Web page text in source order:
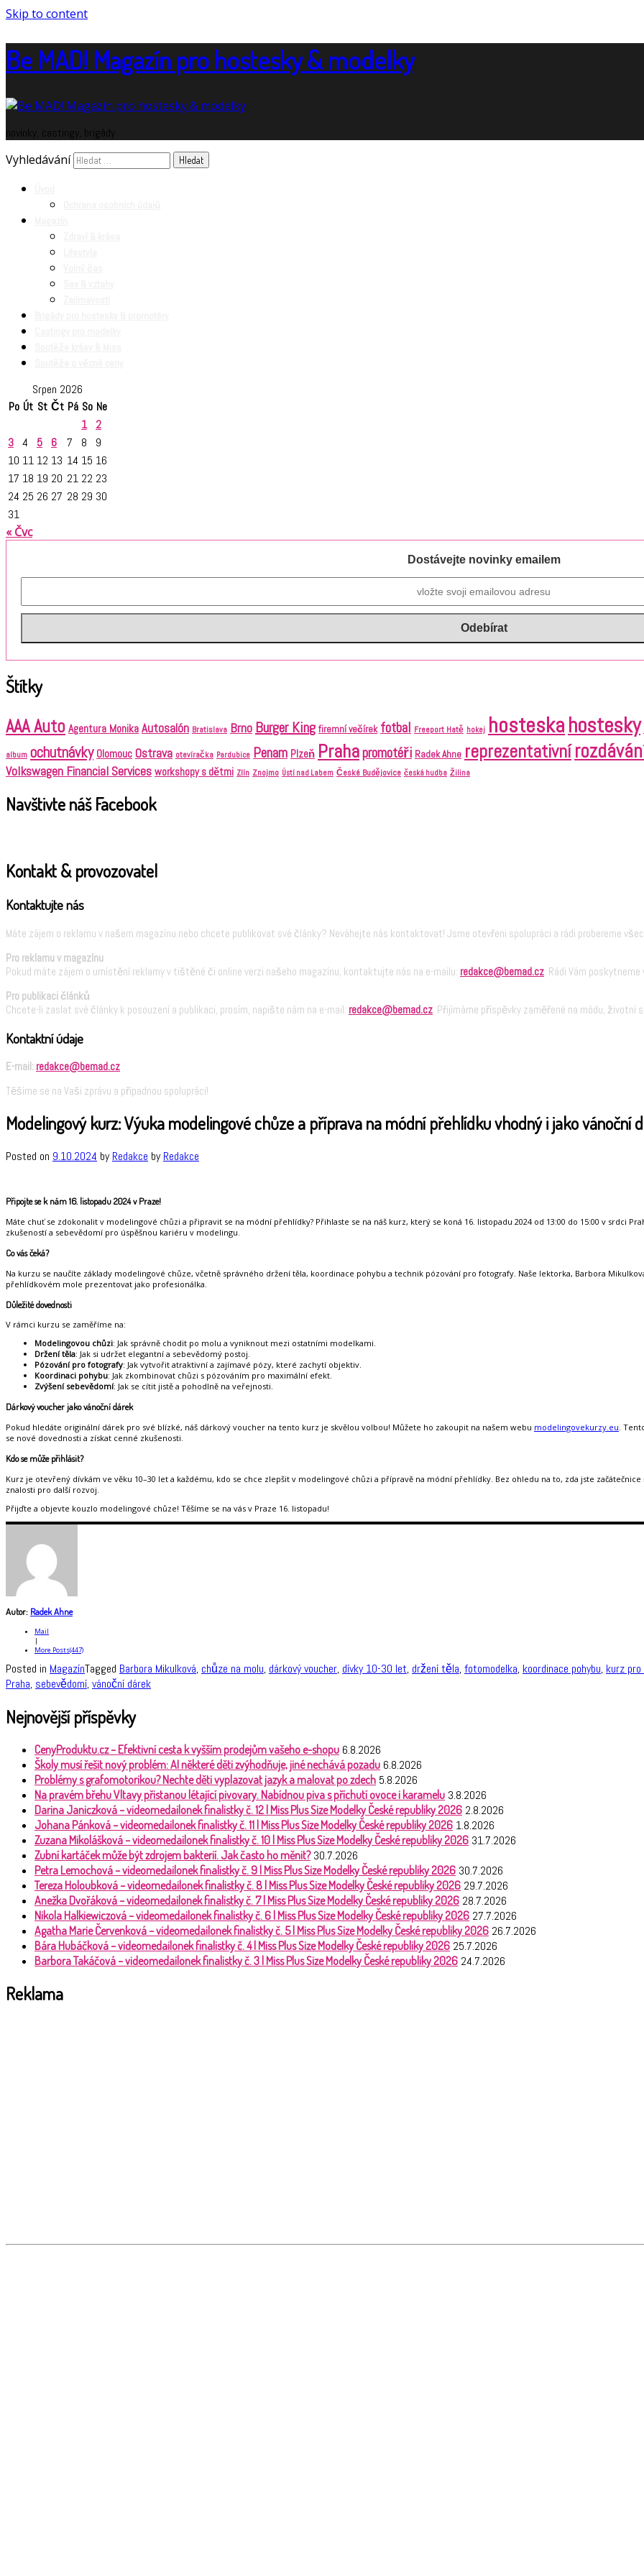
Skip to content
Be MAD! Magazín pro hostesky & modelky
novinky, castingy, brigády
Vyhledávání
Srpen 2026
Po Út St Čt Pá So Ne
1
2
3 4 5 6 7 8
9
10 11 12 13 14 15 16
17 18 19 20 21 22 23
24 25 26 27 28 29 30
31
« Čvc
Dostávejte novinky emailem
Štítky
AAA Auto Agentura Monika Autosalón Bratislava Brno Burger King firemní večírek fotbal Freeport Hatě hokej hosteskahostesky
album ochutnávky Olomouc Ostrava otevíračka Pardubice Penam Plzeň Prahapromotéři Radek Ahne reprezentativní
Volkswagen Financial Services workshopy s dětmi Zlín Znojmo Ústí nad Labem České Budějovice česká hudba Žilina
Navštivte náš Facebook
Kontakt & provozovatel
Kontaktujte nás
Máte zájem o reklamu v našem magazínu nebo chcete publikovat své články? Neváhejte nás kontaktovat! Jsme otevřeni spolupráci a rádi probereme
Pro reklamu v magazínu
Pokud máte zájem o umístění reklamy v tištěné či online verzi našeho magazínu, kontaktujte nás na e-mailu: redakce@bemad.cz. Rádi Vám
Pro publikaci článků
Chcete-li zaslat své články k posouzení a publikaci, prosím, napište nám na e-mail: redakce@bemad.cz. Přijímáme příspěvky zaměřené na módu, životní
Kontaktní údaje
E-mail: redakce@bemad.cz
Těšíme se na Vaši zprávu a případnou spolupráci!
Modelingový kurz: Výuka modelingové chůze a příprava na módní přehlídku vhodný i jako vánoční
Posted on 9.10.2024 byRedakce byRedakce
Připojte se k nám 16. listopadu 2024 v Praze!
Máte chuť se zdokonalit v modelingové chůzi a připravit se na módní přehlídky? Přihlaste se na náš kurz, který se koná 16. listopadu 2024 od 13:00 do 15:00 v srdci
zkušeností a sebevědomí pro úspěšnou kariéru v modelingu.
Co vás čeká?
Na kurzu se naučíte základy modelingové chůze, včetně správného držení těla, koordinace pohybu a technik pózování pro fotografy. Naše lektorka, Barbora
přehlídkovém mole prezentovat jako profesionálka.
Důležité dovednosti
V rámci kurzu se zaměříme na:
Modelingovou chůzi: Jak správně chodit po molu a vyniknout mezi ostatními modelkami.
Držení těla: Jak si udržet elegantní a sebevědomý postoj.
Pózování pro fotografy: Jak vytvořit atraktivní a zajímavé pózy, které zachytí objektiv.
Koordinaci pohybu: Jak zkombinovat chůzi s pózováním pro maximální efekt.
Zvýšení sebevědomí: Jak se cítit jistě a pohodlně na veřejnosti.
Dárkový voucher jako vánoční dárek
Pokud hledáte originální dárek pro své blízké, náš dárkový voucher na tento kurz je skvělou volbou! Můžete ho zakoupit na našem webu modelingovekurzy.eu.
se nové dovednosti a získat cenné zkušenosti.
Kdo se může přihlásit?
Kurz je otevřený dívkám ve věku 10–30 let a každému, kdo se chce zlepšit v modelingové chůzi a přípravě na módní přehlídky. Bez ohledu na to, zda jste
znalosti pro další rozvoj.
Přijďte a objevte kouzlo modelingové chůze! Těšíme se na vás v Praze 16. listopadu!
Autor: Radek Ahne
Mail
|
More Posts(447)
Posted in MagazínTagged Barbora Mikulková, chůze na molu, dárkový voucher, dívky 10-30 let, držení těla, fotomodelka, koordinace pohybu, kurz pro
Praha, sebevědomí, vánoční dárek
Nejnovější příspěvky
CenyProduktu.cz – Efektivní cesta k vyšším prodejům vašeho e-shopu 6.8.2026
Školy musí řešit nový problém: AI některé děti zvýhodňuje, jiné nechává pozadu 6.8.2026
Problémy s grafomotorikou? Nechte děti vyplazovat jazyk a malovat po zdech 5.8.2026
Na pravém břehu Vltavy přistanou létající pivovary. Nabídnou piva s příchutí ovoce i karamelu 3.8.2026
Darina Janiczková – videomedailonek finalistky č. 12 | Miss Plus Size Modelky České republiky 2026 2.8.2026
Johana Pánková – videomedailonek finalistky č. 11 | Miss Plus Size Modelky České republiky 2026 1.8.2026
Zuzana Mikolášková – videomedailonek finalistky č. 10 | Miss Plus Size Modelky České republiky 2026 31.7.2026
Zubní kartáček může být zdrojem bakterií. Jak často ho měnit? 30.7.2026
Petra Lemochová – videomedailonek finalistky č. 9 | Miss Plus Size Modelky České republiky 2026 30.7.2026
Tereza Holoubková – videomedailonek finalistky č. 8 | Miss Plus Size Modelky České republiky 2026 29.7.2026
Anežka Dvořáková – videomedailonek finalistky č. 7 | Miss Plus Size Modelky České republiky 2026 28.7.2026
Nikola Halkiewiczová – videomedailonek finalistky č. 6 | Miss Plus Size Modelky České republiky 2026 27.7.2026
Agatha Marie Červenková – videomedailonek finalistky č. 5 | Miss Plus Size Modelky České republiky 2026 26.7.2026
Bára Hubáčková – videomedailonek finalistky č. 4 | Miss Plus Size Modelky České republiky 2026 25.7.2026
Barbora Takáčová – videomedailonek finalistky č. 3 | Miss Plus Size Modelky České republiky 2026 24.7.2026
Reklama